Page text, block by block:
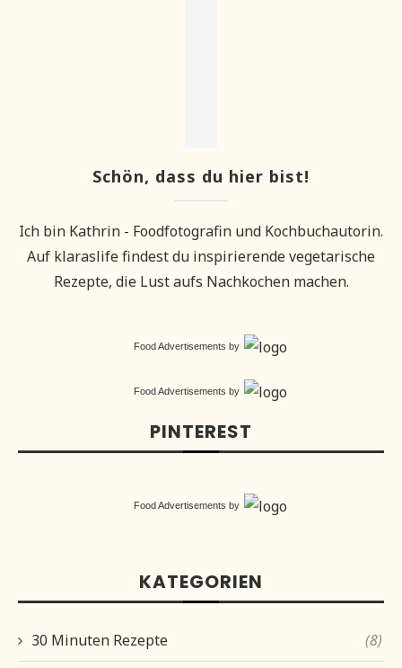
Schön, dass du hier bist!
Ich bin Kathrin - Foodfotografin und Kochbuchautorin.
Auf klaraslife findest du inspirierende vegetarische
Rezepte, die Lust aufs Nachkochen machen.
Food Advertisements by
Food Advertisements by
PINTEREST
Food Advertisements by
KATEGORIEN
30 Minuten Rezepte (8)